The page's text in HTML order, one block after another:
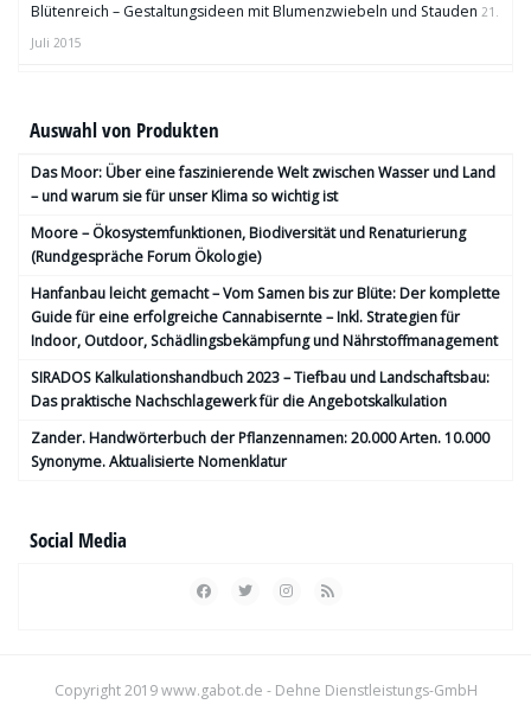
Blütenreich – Gestaltungsideen mit Blumenzwiebeln und Stauden 21.
Juli 2015
Auswahl von Produkten
Das Moor: Über eine faszinierende Welt zwischen Wasser und Land
– und warum sie für unser Klima so wichtig ist
Moore – Ökosystemfunktionen, Bio­diversität und Renaturierung
(Rundgespräche Forum Ökologie)
Hanfanbau leicht gemacht – Vom Samen bis zur Blüte: Der komplette
Guide für eine erfolgreiche Cannabisernte – Inkl. Strategien für
Indoor, Outdoor, Schädlingsbekämpfung und Nährstoffmanagement
SIRADOS Kalkulationshandbuch 2023 – Tiefbau und Landschaftsbau:
Das praktische Nachschlagewerk für die Angebotskalkulation
Zander. Handwörterbuch der Pflanzennamen: 20.000 Arten. 10.000
Synonyme. Aktualisierte Nomenklatur
Social Media
Copyright 2019www.gabot.de - Dehne Dienstleistungs-GmbH